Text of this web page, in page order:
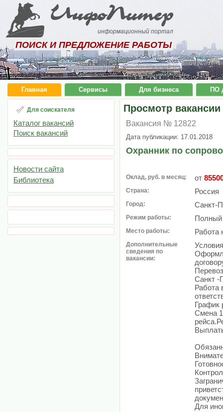
ИнфоПитер
информационный портал
ПОИСК И ПРЕДЛОЖЕНИЕ РАБОТЫ
Главная Сервисы Для бизнеса ПО
Для соискателя
Каталог вакансий
Поиск вакансий
Новости сайта
Библиотека
Просмотр вакансии
Вакансия № 12822
Дата публикации: 17.01.2018
Охранник по
Оклад, руб. в месяц: от
Страна: Россия
Город: Санкт-
Режим работы: Полный
Место работы: Работа
Дополнительные
сведения по
вакансии:
Условия
Санкт -
Работа
График
Смена
Для